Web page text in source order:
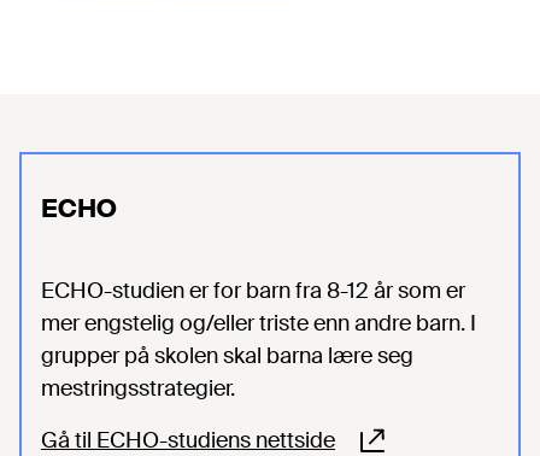
ECHO
ECHO-studien er for barn fra 8-12 år som er
mer engstelig og/eller triste enn andre barn. I
grupper på skolen skal barna lære seg
mestringsstrategier.
Gå til ECHO-studiens nettside